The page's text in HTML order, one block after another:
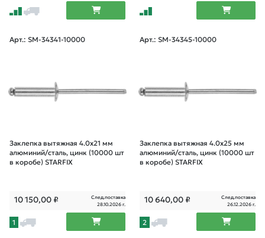
Арт.: SM-34341-10000
Заклепка вытяжная 4.0х21 мм
алюминий/сталь, цинк (10000 шт
в коробе) STARFIX
10 150,00₽
След.поставка
28.10.2026 г.
1
Арт.: SM-34345-10000
Заклепка вытяжная 4.0х25 мм
алюминий/сталь, цинк (10000 шт
в коробе) STARFIX
10 640,00₽
След.поставка
26.12.2026 г.
2